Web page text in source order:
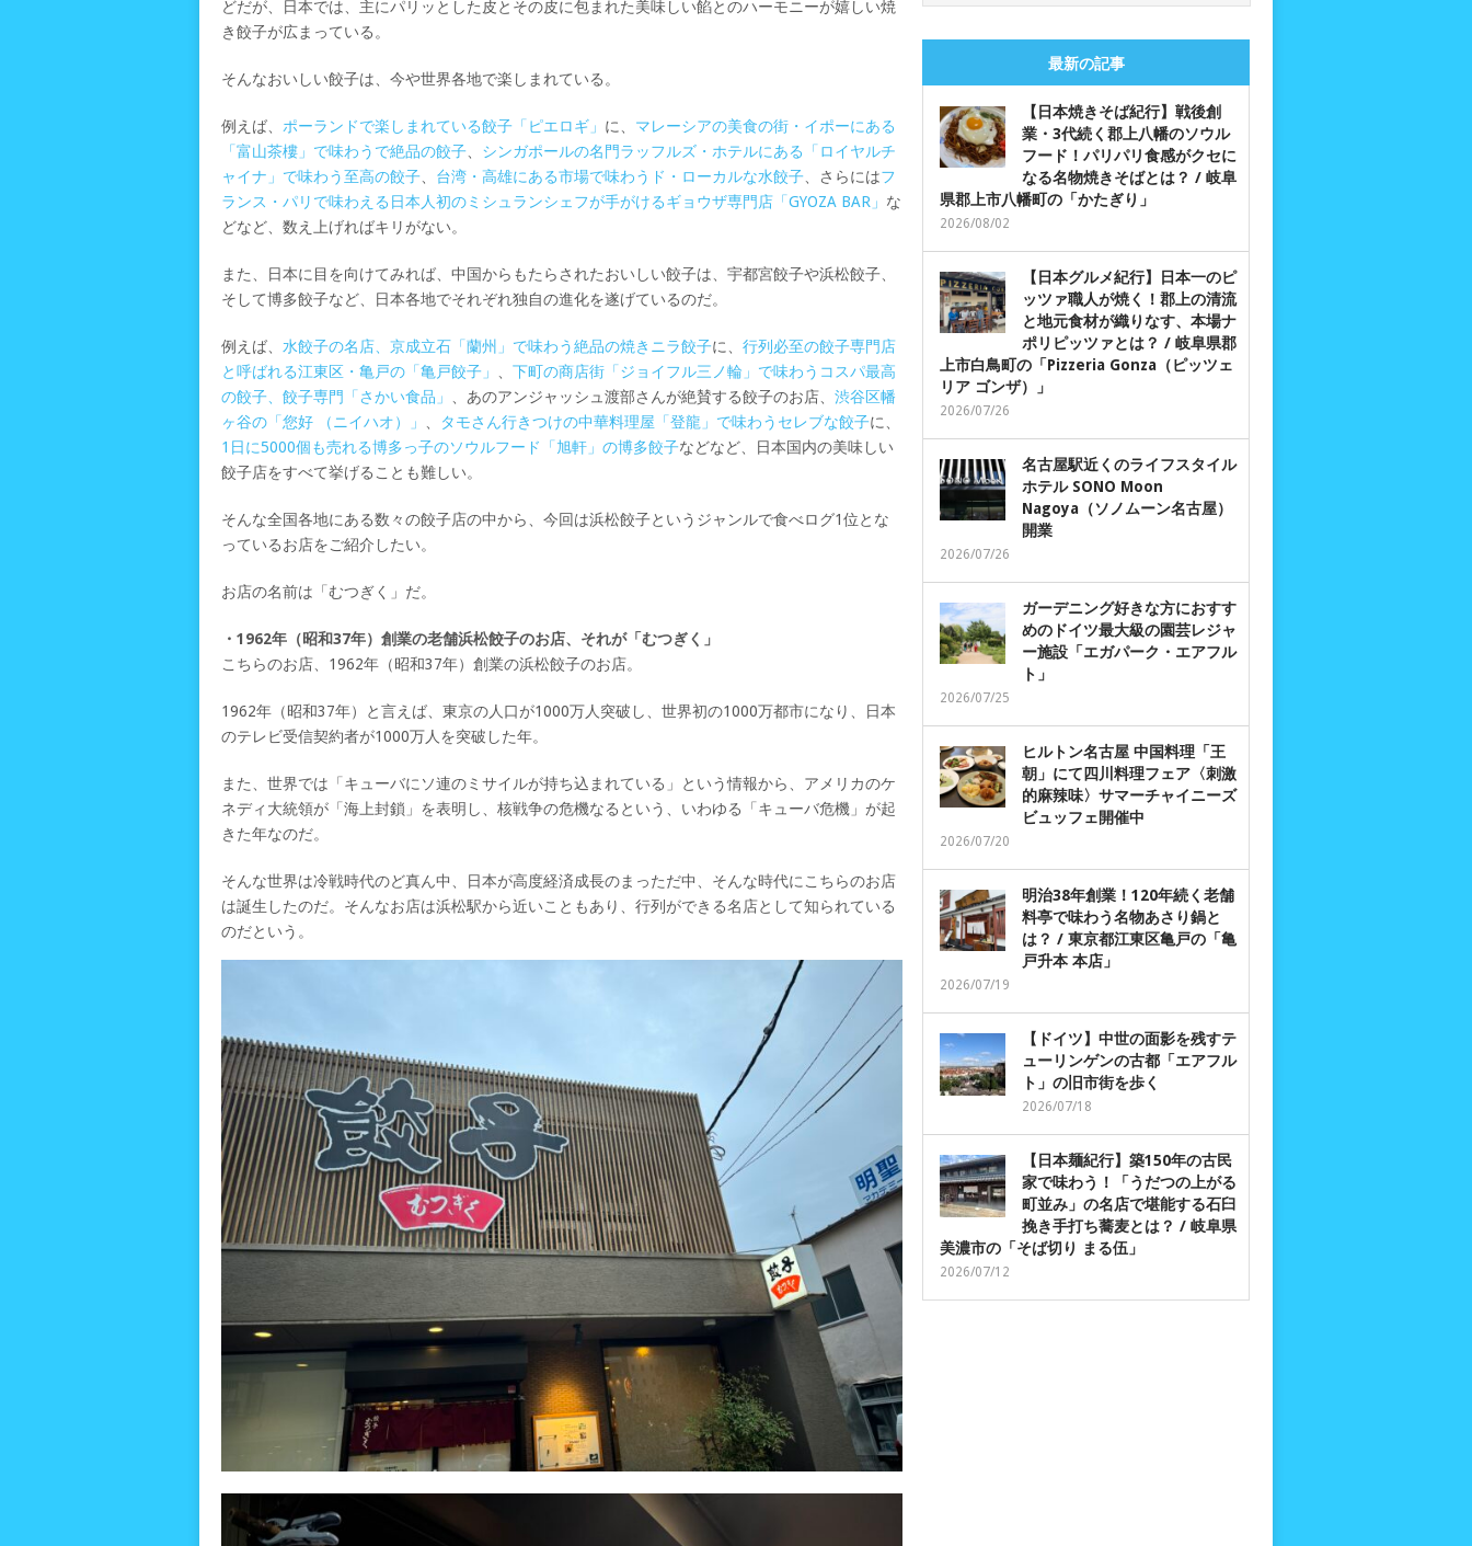
どだが、日本では、主にパリッとした皮とその皮に包まれた美味しい餡とのハーモニーが嬉しい焼
き餃子が広まっている。
そんなおいしい餃子は、今や世界各地で楽しまれている。
例えば、 ポーランドで楽しまれている餃子「ピエロギ」 に、 マレーシアの美食の街・イポーにある
「富山茶樓」で味わうで絶品の餃子
シンガポールの名門ラッフルズ・ホテルにある「ロイヤルチ
ャイナ」で味わう至高の餃子
台湾・高雄にある市場で味わうド・ローカルな水餃子 、さらにはフ
ランス・パリで味わえる日本人初のミシュランシェフが手がけるギョウザ専門店「GYOZA BAR」 な
どなど、数え上げればキリがない。
また、日本に目を向けてみれば、中国からもたらされたおいしい餃子は、宇都宮餃子や浜松餃子、
そして博多餃子など、日本各地でそれぞれ独自の進化を遂げているのだ。
例えば、 水餃子の名店、京成立石「蘭州」で味わう絶品の焼きニラ餃子に、 行列必至の餃子専門店
と呼ばれる江東区・亀戸の「亀戸餃子」
下町の商店街「ジョイフル三ノ輪」で味わうコスパ最高
の餃子、餃子専門「さかい食品」
、あのアンジャッシュ渡部さんが絶賛する餃子のお店、 渋谷区幡
ヶ谷の「您好 （ニイハオ）」
タモさん行きつけの中華料理屋「登龍」で味わうセレブな餃子に、
1日に5000個も売れる博多っ子のソウルフード「旭軒」の博多餃子などなど、日本国内の美味しい
餃子店をすべて挙げることも難しい。
そんな全国各地にある数々の餃子店の中から、今回は浜松餃子というジャンルで食べログ1位とな
っているお店をご紹介したい。
お店の名前は「むつぎく」だ。
・1962年（昭和37年）創業の老舗浜松餃子のお店、それが「むつぎく」
こちらのお店、1962年（昭和37年）創業の浜松餃子のお店。
1962年（昭和37年）と言えば、東京の人口が1000万人突破し、世界初の1000万都市になり、日本
のテレビ受信契約者が1000万人を突破した年。
また、世界では「キューバにソ連のミサイルが持ち込まれている」という情報から、アメリカのケ
ネディ大統領が「海上封鎖」を表明し、核戦争の危機なるという、いわゆる「キューバ危機」が起
きた年なのだ。
そんな世界は冷戦時代のど真ん中、日本が高度経済成長のまっただ中、そんな時代にこちらのお店
は誕生したのだ。そんなお店は浜松駅から近いこともあり、行列ができる名店として知られている
のだという。
最新の記事
【日本焼きそば紀行】戦後創
業・3代続く郡上八幡のソウル
フード！パリパリ食感がクセに
なる名物焼きそばとは？ / 岐阜
県郡上市八幡町の「かたぎり」
2026/08/02
【日本グルメ紀行】日本一のピ
ッツァ職人が焼く！郡上の清流
と地元食材が織りなす、本場ナ
ポリピッツァとは？ / 岐阜県郡
上市白鳥町の「Pizzeria Gonza（ピッツェ
リア ゴンザ）」
2026/07/26
名古屋駅近くのライフスタイル
ホテル SONO Moon
Nagoya（ソノムーン名古屋）
開業
2026/07/26
ガーデニング好きな方におすす
めのドイツ最大級の園芸レジャ
ー施設「エガパーク・エアフル
ト」
2026/07/25
ヒルトン名古屋 中国料理「王
朝」にて四川料理フェア〈刺激
的麻辣味〉サマーチャイニーズ
ビュッフェ開催中
2026/07/20
明治38年創業！120年続く老舗
料亭で味わう名物あさり鍋と
は？ / 東京都江東区亀戸の「亀
戸升本 本店」
2026/07/19
【ドイツ】中世の面影を残すテ
ューリンゲンの古都「エアフル
ト」の旧市街を歩く
2026/07/18
【日本麺紀行】築150年の古民
家で味わう！「うだつの上がる
町並み」の名店で堪能する石臼
挽き手打ち蕎麦とは？ / 岐阜県
美濃市の「そば切り まる伍」
2026/07/12